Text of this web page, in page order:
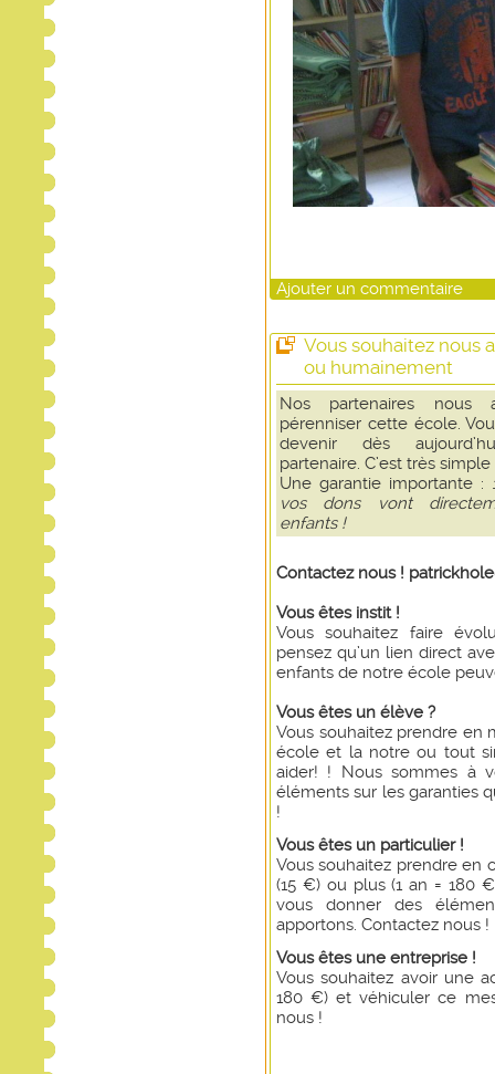
Ajouter un commentaire
Vous souhaitez nous
ou humainement
Nos partenaires nous
pérenniser cette école.
devenir dès
partenaire. C’est très
Une garantie importante :
vos dons vont
enfants !
Contactez nous !
Vous êtes instit !
Vous souhaitez faire
pensez qu’un lien direct
enfants de notre école
Vous êtes un élève ?
Vous souhaitez prendre
école et la notre ou tout
aider! ! Nous sommes à
éléments sur les garanties
!
Vous êtes un particulier !
Vous souhaitez prendre en
(15 €) ou plus (1 an = 180
vous donner des
apportons. Contactez nous !
Vous êtes une entreprise !
Vous souhaitez avoir une
180 €) et véhiculer ce
nous !